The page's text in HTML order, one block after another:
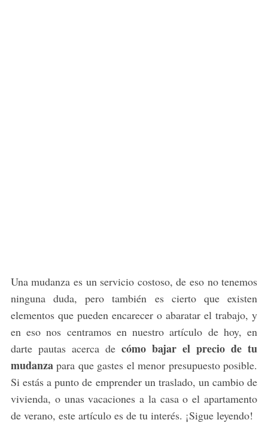
Una mudanza es un servicio costoso, de eso no tenemos
ninguna duda, pero también es cierto que existen
elementos que pueden encarecer o abaratar el trabajo, y
en eso nos centramos en nuestro artículo de hoy, en
darte pautas acerca de cómo bajar el precio de tu
mudanzapara que gastes el menor presupuesto posible.
Si estás a punto de emprender un traslado, un cambio de
vivienda, o unas vacaciones a la casa o el apartamento
de verano, este artículo es de tu interés. ¡Sigue leyendo!